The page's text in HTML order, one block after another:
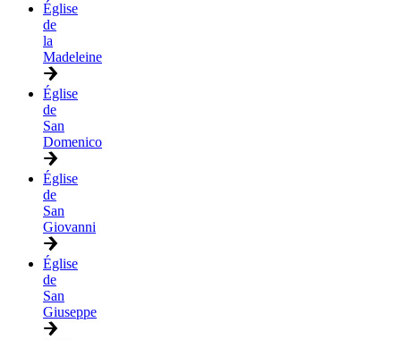
Église
de
la
Madeleine
Église
de
San
Domenico
Église
de
San
Giovanni
Église
de
San
Giuseppe